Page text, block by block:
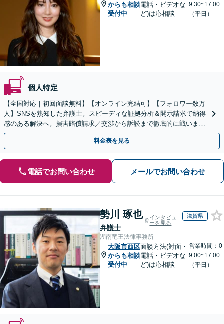
からも相談
受付中
電話・ビデオな
ど)は応相談
9:30~17:00
（平日）
個人特定
【全国対応｜初回面談無料】【オンライン完結可】【フォロワー数万
人】SNSを熟知した弁護士。スピーディな証拠分析＆開示請求で納得
感のある解決へ。損害賠償請求／交渉から訴訟まで徹底的に戦いま
す。意見照会書が届いた方もご相談ください【休日対応】
料金表を見る
電話でお問い合わせ メールでお問い合わせ
勢川 琢也
弁護士
インタビュ
ーを見る
滋賀県
湖南竜王法律事務所
大阪市西区
からも相談
受付中
面談方法(対面・
電話・ビデオな
ど)は応相談
営業時間：0
9:00~17:00
（平日）